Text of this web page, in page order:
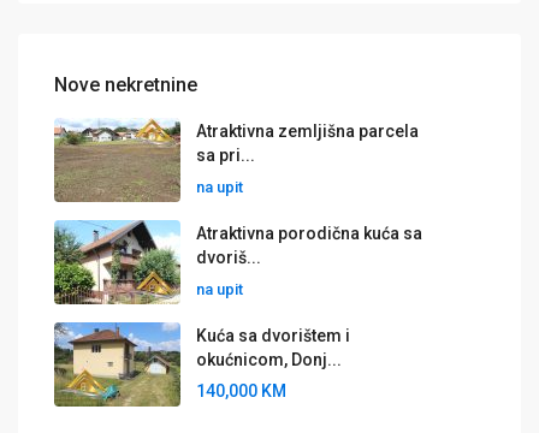
Nove nekretnine
Atraktivna zemljišna parcela
sa pri...
na upit
Atraktivna porodična kuća sa
dvoriš...
na upit
Kuća sa dvorištem i
okućnicom, Donj...
140,000 KM